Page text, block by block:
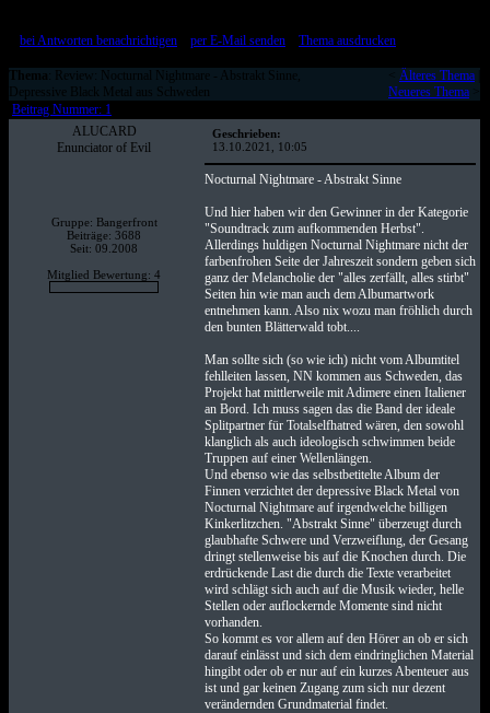
bei Antworten benachrichtigen:: per E-Mail senden:: Thema ausdrucken]
Thema : Review: Nocturnal Nightmare - Abstrakt Sinne,
Depressive Black Metal aus Schweden
Älteres Thema|
Neueres Thema>
Beitrag Nummer: 1
ALUCARD
Enunciator of Evil
Gruppe: Bangerfront
Beiträge: 3688
Seit: 09.2008
Mitglied Bewertung: 4
Geschrieben:
13.10.2021, 10:05
Nocturnal Nightmare - Abstrakt Sinne
Und hier haben wir den Gewinner in der Kategorie
"Soundtrack zum aufkommenden Herbst".
Allerdings huldigen Nocturnal Nightmare nicht der
farbenfrohen Seite der Jahreszeit sondern geben sich
ganz der Melancholie der "alles zerfällt, alles stirbt"
Seiten hin wie man auch dem Albumartwork
entnehmen kann. Also nix wozu man fröhlich durch
den bunten Blätterwald tobt....
Man sollte sich (so wie ich) nicht vom Albumtitel
fehlleiten lassen, NN kommen aus Schweden, das
Projekt hat mittlerweile mit Adimere einen Italiener
an Bord. Ich muss sagen das die Band der ideale
Splitpartner für Totalselfhatred wären, den sowohl
klanglich als auch ideologisch schwimmen beide
Truppen auf einer Wellenlängen.
Und ebenso wie das selbstbetitelte Album der
Finnen verzichtet der depressive Black Metal von
Nocturnal Nightmare auf irgendwelche billigen
Kinkerlitzchen. "Abstrakt Sinne" überzeugt durch
glaubhafte Schwere und Verzweiflung, der Gesang
dringt stellenweise bis auf die Knochen durch. Die
erdrückende Last die durch die Texte verarbeitet
wird schlägt sich auch auf die Musik wieder, helle
Stellen oder auflockernde Momente sind nicht
vorhanden.
So kommt es vor allem auf den Hörer an ob er sich
darauf einlässt und sich dem eindringlichen Material
hingibt oder ob er nur auf ein kurzes Abenteuer aus
ist und gar keinen Zugang zum sich nur dezent
verändernden Grundmaterial findet.